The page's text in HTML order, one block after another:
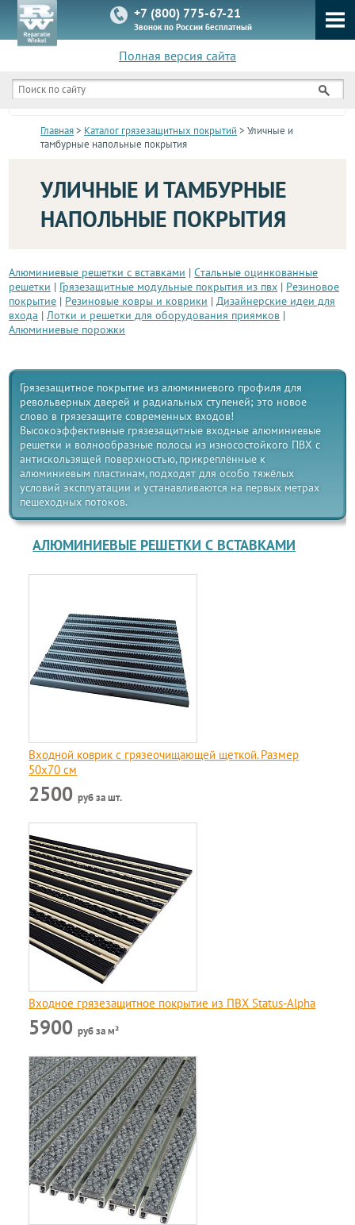
+7 (800) 775-67-21
Звонок по России бесплатный
Полная версия сайта
КАТАЛОГ
Главная> Каталог грязезащитных покрытий > Уличные и
тамбурные напольные покрытия
УЛИЧНЫЕ И ТАМБУРНЫЕ
НАПОЛЬНЫЕ ПОКРЫТИЯ
Алюминиевые решетки с вставками |Стальные оцинкованные
решетки | Грязезащитные модульные покрытия из пвх | Резиновое
покрытие | Резиновые ковры и коврики |Дизайнерские идеи для
входа |Лотки и решетки для оборудования приямков |
Алюминиевые порожки
Грязезащитное покрытие из алюминиевого профиля для
револьверных дверей и радиальных ступеней; это новое
слово в грязезащите современных входов!
Высокоэффективные грязезащитные входные алюминиевые
решетки и волнообразные полосы из износостойкого ПВХ с
антискользящей поверхностью, прикреплённые к
алюминиевым пластинам, подходят для особо тяжёлых
условий эксплуатации и устанавливаются на первых метрах
пешеходных потоков.
АЛЮМИНИЕВЫЕ РЕШЕТКИ С ВСТАВКАМИ
Входной коврик с грязеочищающей щеткой. Размер
50х70 см
2500руб за шт.
Входное грязезащитное покрытие из ПВХ Status-Alpha
5900руб за м²